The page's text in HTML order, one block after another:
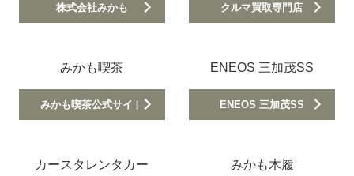
株式会社みかも クルマ買取専門店
みかも喫茶
みかも喫茶公式サイト
ENEOS 三加茂SS
ENEOS 三加茂SS
カースタレンタカー みかも木履